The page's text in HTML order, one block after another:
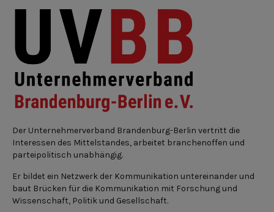
Der Unternehmerverband Brandenburg-Berlin vertritt die
Interessen des Mittelstandes, arbeitet branchenoffen und
parteipolitisch unabhängig.
Er bildet ein Netzwerk der Kommunikation untereinander und
baut Brücken für die Kommunikation mit Forschung und
Wissenschaft, Politik und Gesellschaft.